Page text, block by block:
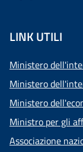
LINK UTILI
Ministero
Ministero
Ministero
Ministro per gli
Associazione